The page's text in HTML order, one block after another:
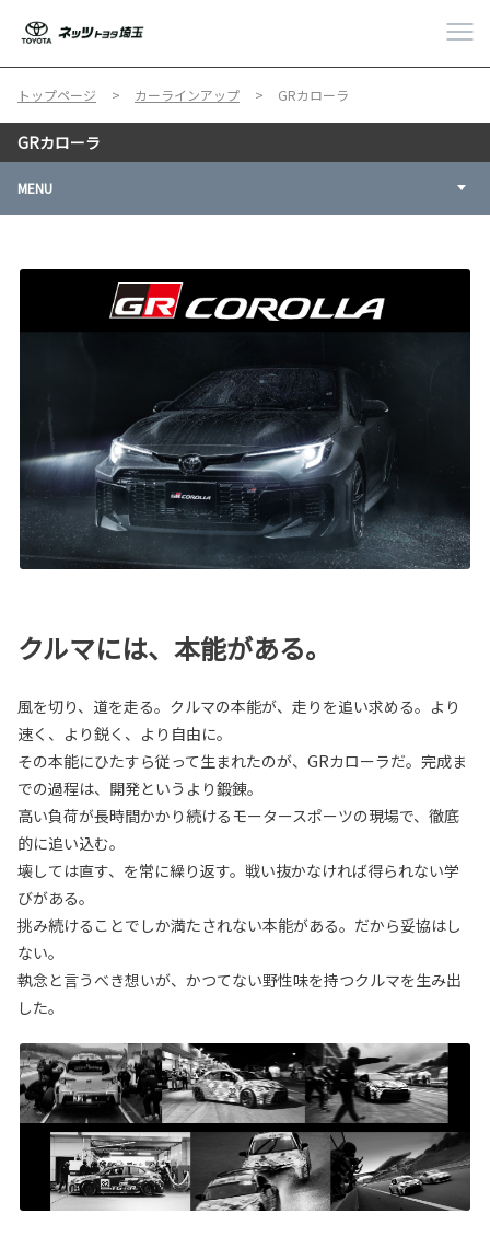
トップページ カーラインアップ GRカローラ
GRカローラ
MENU
クルマには、本能がある。
風を切り、道を走る。クルマの本能が、走りを追い求める。より
速く、より鋭く、より自由に。
その本能にひたすら従って生まれたのが、GRカローラだ。完成ま
での過程は、開発というより鍛錬。
高い負荷が長時間かかり続けるモータースポーツの現場で、徹底
的に追い込む。
壊しては直す、を常に繰り返す。戦い抜かなければ得られない学
びがある。
挑み続けることでしか満たされない本能がある。だから妥協はし
ない。
執念と言うべき想いが、かつてない野性味を持つクルマを生み出
した。